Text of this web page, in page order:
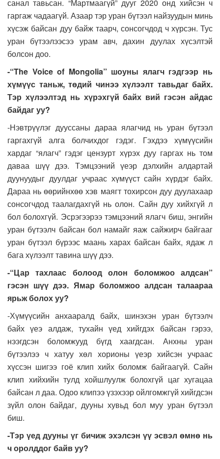
санал тавьсан. “Мартмаагүй” дууг 2020 онд хийсэн ч
гаргаж чадаагүй. Азаар тэр уран бүтээл найзуудын минь
хүсэж байсан дуу байж таарч, сонсогчдод ч хүрсэн. Тус
уран бүтээлээсээ урам авч, дахин дуулах хүсэлтэй
болсон доо.
-“The Voice of Mongоlia” шоуны ялагч гэдгээр нь
хүмүүс таньж, төдий чинээ хүлээлт тавьдаг байх.
Тэр хүлээлтэд нь хүрэхгүй байх вий гэсэн айдас
байдаг уу?
-Нэвтрүүлэг дууссаны дараа ялагчид нь уран бүтээл
гаргахгүй алга болчихдог гэдэг. Гэхдээ хүмүүсийн
хардаг “ялагч” гэдэг цензурт хүрэх дуу гаргах нь том
даваа шүү дээ. Тэмцээний үеэр дэлхийн алдартай
дуунуудыг дуулдаг учраас хүмүүст сайн хүрдэг байх.
Дараа нь өөрийнхөө хэв маягт тохирсон дуу дуулахаар
сонсогчдод таалагдахгүй нь олон. Сайн дуу хийхгүй л
бол болохгүй. Эсрэгээрээ тэмцээний ялагч биш, энгийн
уран бүтээлч байсан бол намайг яаж сайжирч байгааг
уран бүтээл бүрээс маань харах байсан байх, ядаж л
бага хүлээлт тавина шүү дээ.
-“Цар тахлаас болоод олон боломжоо алдсан”
гэсэн шүү дээ. Ямар боломжоо алдсан талаараа
ярьж болох уу?
-Хүмүүсийн анхааралд байх, шинэхэн уран бүтээлч
байх үеэ алдаж, тухайн үед хийгдэх байсан гэрээ,
нээгдсэн боломжууд бүгд хаагдсан. Анхны уран
бүтээлээ ч хатуу хөл хорионы үеэр хийсэн учраас
хүссэн шигээ гоё клип хийх боломж байгаагүй. Сайн
клип хийхийн тулд хойшлуулж болохгүй цаг хугацаа
байсан л даа. Одоо клипээ үзэхээр ойлгомжгүй хийгдсэн
зүйл олон байдаг, дууны хувьд бол муу уран бүтээл
биш.
-Тэр үед дууны үг бичиж эхэлсэн үү эсвэл өмнө нь
ч оролддог байв уу?